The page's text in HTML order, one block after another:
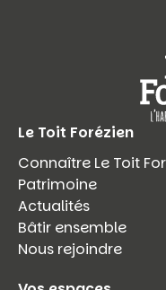
Le Toit Forézien
Connaître Le Toit
Patrimoine
Actualités
Bâtir ensemble
Nous rejoindre